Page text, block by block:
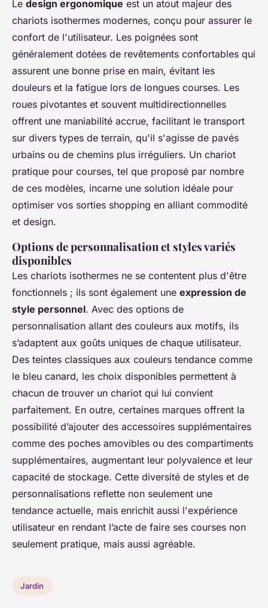
Le design ergonomique est un atout majeur des
chariots isothermes modernes, conçu pour assurer le
confort de l'utilisateur. Les poignées sont
généralement dotées de revêtements confortables qui
assurent une bonne prise en main, évitant les
douleurs et la fatigue lors de longues courses. Les
roues pivotantes et souvent multidirectionnelles
offrent une maniabilité accrue, facilitant le transport
sur divers types de terrain, qu'il s'agisse de pavés
urbains ou de chemins plus irréguliers. Un chariot
pratique pour courses, tel que proposé par nombre
de ces modèles, incarne une solution idéale pour
optimiser vos sorties shopping en alliant commodité
et design.
Options de personnalisation et styles variés
disponibles
Les chariots isothermes ne se contentent plus d'être
fonctionnels ; ils sont également une expression de
style personnel. Avec des options de
personnalisation allant des couleurs aux motifs, ils
s’adaptent aux goûts uniques de chaque utilisateur.
Des teintes classiques aux couleurs tendance comme
le bleu canard, les choix disponibles permettent à
chacun de trouver un chariot qui lui convient
parfaitement. En outre, certaines marques offrent la
possibilité d’ajouter des accessoires supplémentaires
comme des poches amovibles ou des compartiments
supplémentaires, augmentant leur polyvalence et leur
capacité de stockage. Cette diversité de styles et de
personnalisations reflette non seulement une
tendance actuelle, mais enrichit aussi l'expérience
utilisateur en rendant l’acte de faire ses courses non
seulement pratique, mais aussi agréable.
Jardin